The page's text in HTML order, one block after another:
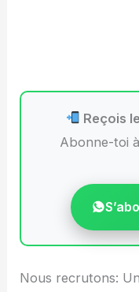
Reçois
Abonne-toi
Nous recrutons: